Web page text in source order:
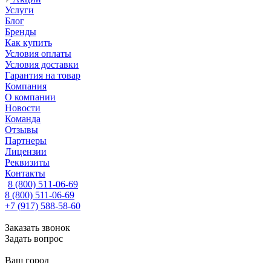
Услуги
Блог
Бренды
Как купить
Условия оплаты
Условия доставки
Гарантия на товар
Компания
О компании
Новости
Команда
Отзывы
Партнеры
Лицензии
Реквизиты
Контакты
8 (800) 511-06-69
8 (800) 511-06-69
+7 (917) 588-58-60
Заказать звонок
Задать вопрос
Ваш город